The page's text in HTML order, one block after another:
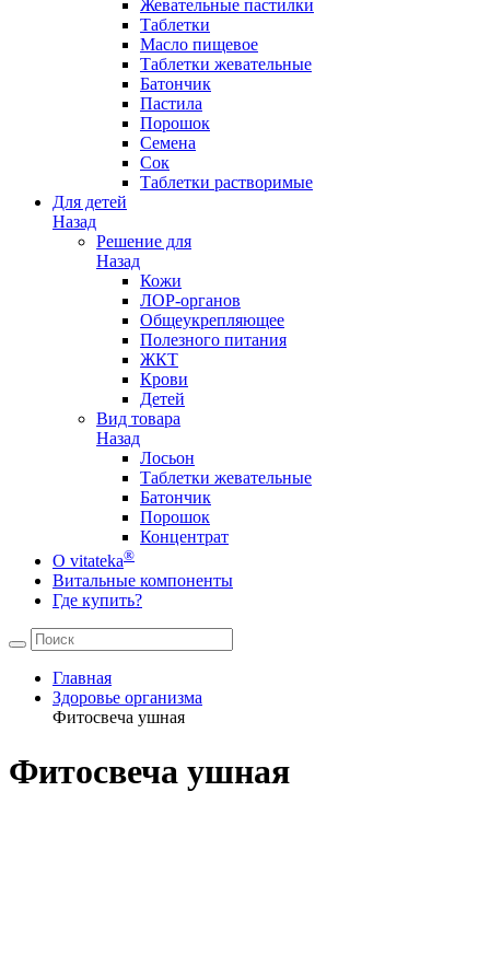
Жевательные пастилки
Таблетки
Масло пищевое
Таблетки жевательные
Батончик
Пастила
Порошок
Семена
Сок
Таблетки растворимые
Для детей
Назад
Решение для
Назад
Кожи
ЛОР-органов
Общеукрепляющее
Полезного питания
ЖКТ
Крови
Детей
Вид товара
Назад
Лосьон
Таблетки жевательные
Батончик
Порошок
Концентрат
О vitateka®
Витальные компоненты
Где купить?
Главная
Здоровье организма
Фитосвеча ушная
Фитосвеча ушная